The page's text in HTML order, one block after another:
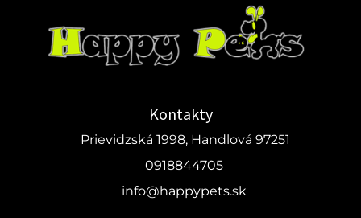
Kontakty
Prievidzská 1998, Handlová 97251
0918844705
info@happypets.sk